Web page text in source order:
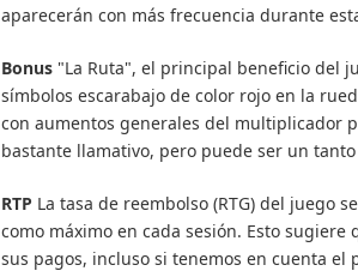
aparecerán con más frecuencia durante
Bonus "La Ruta", el principal beneficio del
símbolos escarabajo de color rojo en la
con aumentos generales del multiplicador
bastante llamativo, pero puede ser un
RTP La tasa de reembolso (RTG) del juego
como máximo en cada sesión. Esto
sus pagos, incluso si tenemos en cuenta